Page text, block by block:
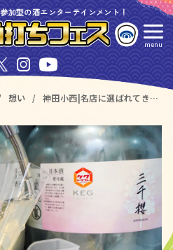
加型の酒エンターテインメント！
想い 神田小西|名店に選ばれてきた業務用卸、カクフェス出店！看板酒は、道央のケグ詰め生酒